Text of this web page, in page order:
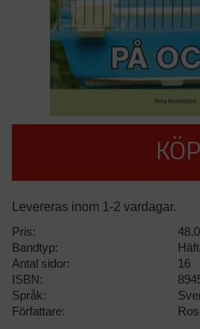
KÖP
Levereras inom 1-2 vardagar.
Pris:
Bandtyp:
Antal sidor:
16
ISBN:
Språk:
Författare: